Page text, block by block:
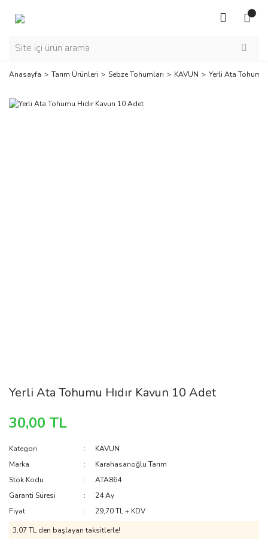
Anasayfa Tarım Ürünleri Sebze Tohumları KAVUN Yerli Ata Tohumu
Yerli Ata Tohumu Hıdır Kavun 10 Adet
30,00 TL
Kategori
KAVUN
Marka
Karahasanoğlu Tarım
Stok Kodu
ATA864
Garanti Süresi
24 Ay
Fiyat
29,70 TL + KDV
3,07 TL den başlayan taksitlerle!